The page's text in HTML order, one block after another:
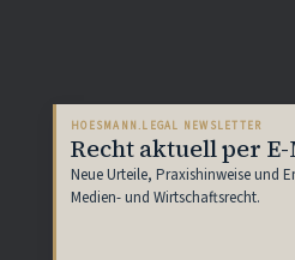
HOESMANN.LEGAL NEWSLETTER
Recht aktuell per
Neue Urteile, Praxishinweise und
Medien- und Wirtschaftsrecht.